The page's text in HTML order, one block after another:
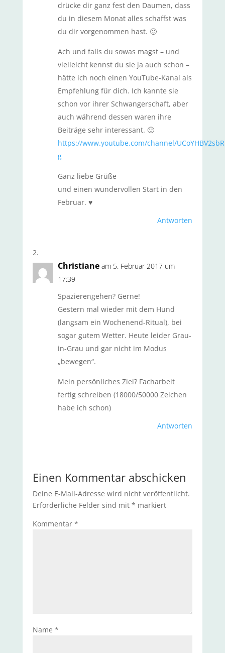
drücke dir ganz fest den Daumen, dass
du in diesem Monat alles schaffst was
du dir vorgenommen hast. 🙂
Ach und falls du sowas magst – und
vielleicht kennst du sie ja auch schon –
hätte ich noch einen YouTube-Kanal als
Empfehlung für dich. Ich kannte sie
schon vor ihrer Schwangerschaft, aber
auch während dessen waren ihre
Beiträge sehr interessant. 🙂
https://www.youtube.com/channel/
g
Ganz liebe Grüße
und einen wundervollen Start in den
Februar. ♥
Antworten
Christiane am 5. Februar 2017 um
17:39
Spazierengehen? Gerne!
Gestern mal wieder mit dem Hund
(langsam ein Wochenend-Ritual), bei
sogar gutem Wetter. Heute leider Grau-
in-Grau und gar nicht im Modus
„bewegen“.
Mein persönliches Ziel? Facharbeit
fertig schreiben (18000/50000 Zeichen
habe ich schon)
Antworten
Einen Kommentar abschicken
Deine E-Mail-Adresse wird nicht veröffentlicht.
Erforderliche Felder sind mit * markiert
Kommentar *
Name *